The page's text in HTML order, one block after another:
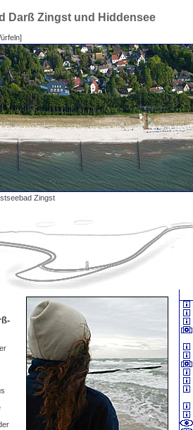
Darß Zingst und Hiddensee
Zingst